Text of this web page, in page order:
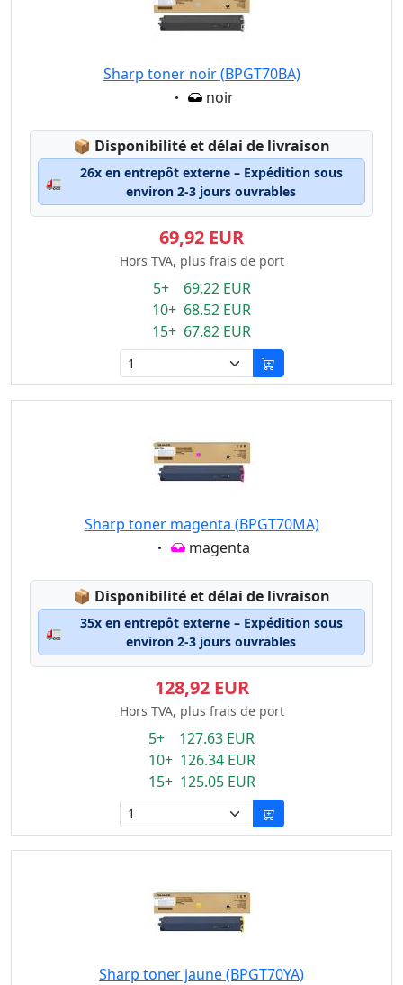
Sharp toner noir (BPGT70BA)
Eigenschaft:
noir
📦 Lagerstatus:
Disponibilité et délai de livraison
🚛
26x en entrepôt externe – Expédition sous
environ 2-3 jours ouvrables
69,92 EUR
Hors TVA, plus frais de port
5+ 69.22 EUR
10+ 68.52 EUR
15+ 67.82 EUR
Sharp toner magenta (BPGT70MA)
Eigenschaft:
magenta
📦 Lagerstatus:
Disponibilité et délai de livraison
🚛
35x en entrepôt externe – Expédition sous
environ 2-3 jours ouvrables
128,92 EUR
Hors TVA, plus frais de port
5+ 127.63 EUR
10+ 126.34 EUR
15+ 125.05 EUR
Sharp toner jaune (BPGT70YA)